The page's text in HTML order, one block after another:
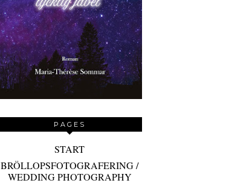
PAGES
START
BRÖLLOPSFOTOGRAFERING /
WEDDING PHOTOGRAPHY